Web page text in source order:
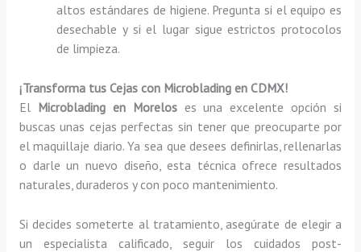
altos estándares de higiene. Pregunta si el equipo es
desechable y si el lugar sigue estrictos protocolos
de limpieza.
¡Transforma tus Cejas con Microblading en CDMX!
El Microblading en Moreloses una excelente opción si
buscas unas cejas perfectas sin tener que preocuparte por
el maquillaje diario. Ya sea que desees definirlas, rellenarlas
o darle un nuevo diseño, esta técnica ofrece resultados
naturales, duraderos y con poco mantenimiento.
Si decides someterte al tratamiento, asegúrate de elegir a
un especialista calificado, seguir los cuidados post-